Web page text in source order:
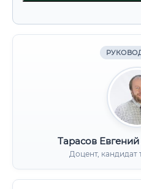
Тарасов
Доцент, кандидат